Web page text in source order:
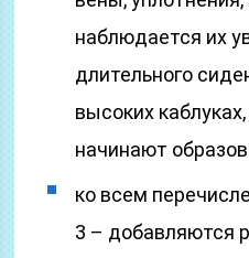
наблюдается их
длительного
высоких
начинают
ко всем
3 – добавляются